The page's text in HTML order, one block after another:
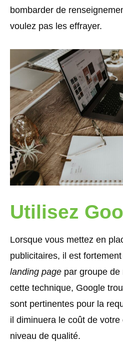
bombarder de
voulez pas les effrayer.
Utilisez
Lorsque vous mettez en
publicitaires, il est
landing page par groupe
cette technique, Google
sont pertinentes pour la
il diminuera le coût de
niveau de qualité.